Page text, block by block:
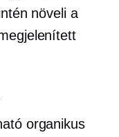
növeli a
organikus